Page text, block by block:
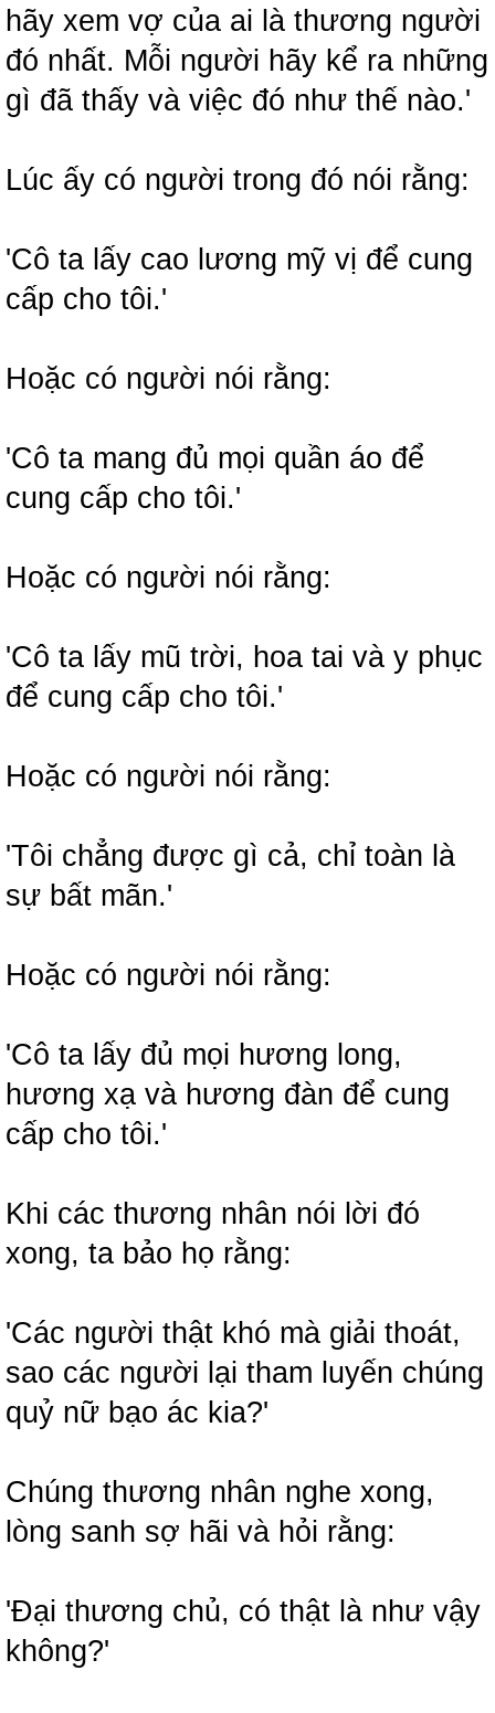
hãy xem vợ của ai là thương người
đó nhất. Mỗi người hãy kể ra những
gì đã thấy và việc đó như thế nào.'
Lúc ấy có người trong đó nói rằng:
'Cô ta lấy cao lương mỹ vị để cung
cấp cho tôi.'
Hoặc có người nói rằng:
'Cô ta mang đủ mọi quần áo để
cung cấp cho tôi.'
Hoặc có người nói rằng:
'Cô ta lấy mũ trời, hoa tai và y phục
để cung cấp cho tôi.'
Hoặc có người nói rằng:
'Tôi chẳng được gì cả, chỉ toàn là
sự bất mãn.'
Hoặc có người nói rằng:
'Cô ta lấy đủ mọi hương long,
hương xạ và hương đàn để cung
cấp cho tôi.'
Khi các thương nhân nói lời đó
xong, ta bảo họ rằng:
'Các người thật khó mà giải thoát,
sao các người lại tham luyến chúng
quỷ nữ bạo ác kia?'
Chúng thương nhân nghe xong,
lòng sanh sợ hãi và hỏi rằng:
'Đại thương chủ, có thật là như vậy
không?'